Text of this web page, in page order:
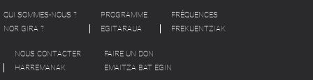
QUI SOMMES-NOUS ?
NOR GIRA ?
PROGRAMME
EGITARAUA
FRÉQUENCES
FREKUENTZIAK
NOUS CONTACTER
HARREMANAK
FAIRE UN DON
EMAITZA BAT EGIN